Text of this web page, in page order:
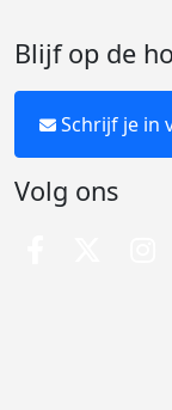
Blijf op de
Schrijf je in
Volg ons